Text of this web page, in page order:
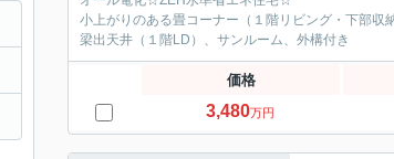
小上がりのある畳コーナー（１階リビング・下部収納
梁出天井（１階LD）、サンルーム、外構付き
価格
3,480万円